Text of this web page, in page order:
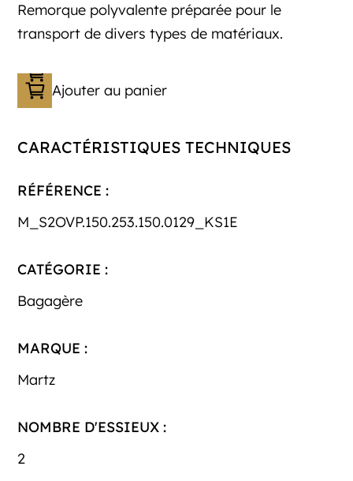
Remorque polyvalente préparée pour le
transport de divers types de matériaux.
Ajouter au panier
CARACTÉRISTIQUES TECHNIQUES
RÉFÉRENCE :
M_S2OVP.150.253.150.0129_KS1E
CATÉGORIE :
Bagagère
MARQUE :
Martz
NOMBRE D'ESSIEUX :
2